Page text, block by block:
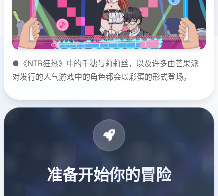
●《NTR狂热》中的千穗与莉莉丝，以及许多由芒果派
对发行的人气游戏中的角色都会以彩蛋的形式登场。
准备开始你的冒险